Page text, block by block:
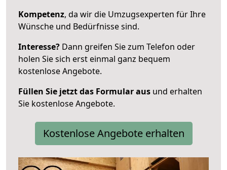
Kompetenz, da wir die Umzugsexperten für Ihre
Wünsche und Bedürfnisse sind.
Interesse? Dann greifen Sie zum Telefon oder
holen Sie sich erst einmal ganz bequem
kostenlose Angebote.
Füllen Sie jetzt das Formular aus und erhalten
Sie kostenlose Angebote.
Kostenlose Angebote erhalten